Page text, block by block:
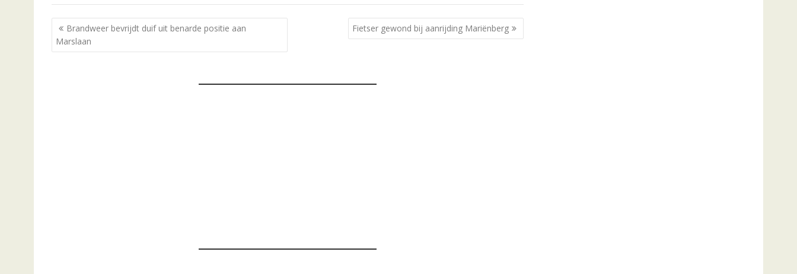
Bericht
navigatie
Brandweer bevrijdt duif uit benarde positie aan
Marslaan
Fietser gewond bij aanrijding Mariënberg